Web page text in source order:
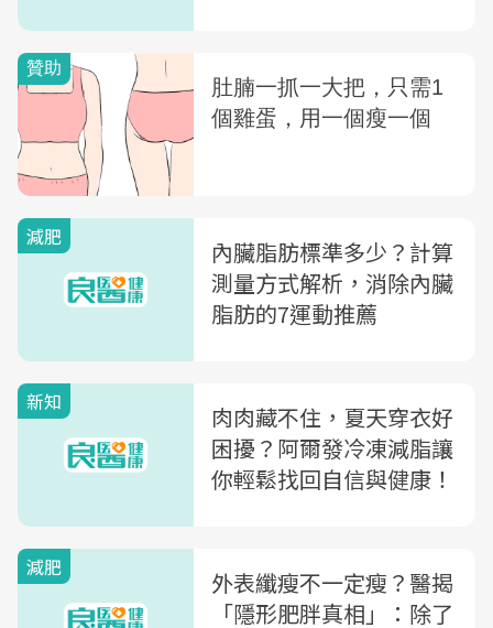
減肥
內臟脂肪標準多少？計算
測量方式解析，消除內臟
脂肪的7運動推薦
新知
肉肉藏不住，夏天穿衣好
困擾？阿爾發冷凍減脂讓
你輕鬆找回自信與健康！
減肥
外表纖瘦不一定瘦？醫揭
「隱形肥胖真相」：除了